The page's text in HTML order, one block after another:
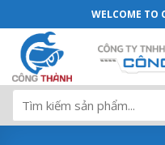
qua
dung
Camera HD-TVI
WELCOME TO
Tìm
kiếm: